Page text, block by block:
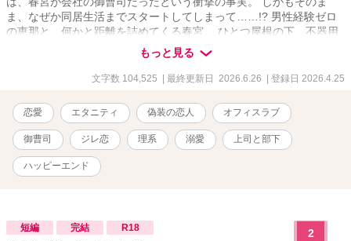
ま、なぜか同居生活までスタートしてしまって……!? 男性経験ゼロ
の恵那と、何かと距離を詰めてくる春宮。 ひとつ屋根の下、不器用
すぎるふたりの“偽装”から始まる焦れ甘ラブストーリー。
もっと見る
文字数 104,525 | 最終更新日 2026.6.26 | 登録日 2026.4.25
恋愛 エタニティ 偽装の恋人 オフィスラブ
御曹司 ジレ恋 理系 溺愛 上司と部下
ハッピーエンド
短編 完結 R18 2